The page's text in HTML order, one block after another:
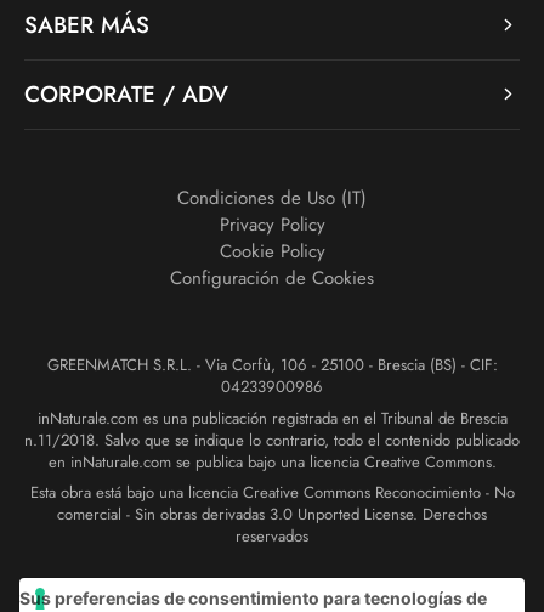
SABER MÁS
CORPORATE / ADV
Condiciones de Uso (IT)
Privacy Policy
Cookie Policy
Configuración de Cookies
GREENMATCH S.R.L. - Via Corfù, 106 - 25100 - Brescia (BS) - CIF:
04233900986
inNaturale.com es una publicación registrada en el Tribunal de Brescia
n.11/2018. Salvo que se indique lo contrario, todo el contenido publicado
en inNaturale.com se publica bajo una licencia Creative Commons.
Esta obra está bajo una licencia Creative Commons Reconocimiento - No
comercial - Sin obras derivadas 3.0 Unported License. Derechos
reservados
Sus preferencias de consentimiento para tecnologías de